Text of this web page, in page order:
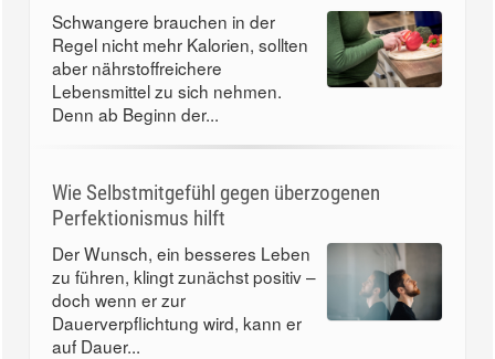
Schwangere brauchen in der
Regel nicht mehr Kalorien, sollten
aber nährstoffreichere
Lebensmittel zu sich nehmen.
Denn ab Beginn der...
Wie Selbstmitgefühl gegen überzogenen
Perfektionismus hilft
Der Wunsch, ein besseres Leben
zu führen, klingt zunächst positiv –
doch wenn er zur
Dauerverpflichtung wird, kann er
auf Dauer...